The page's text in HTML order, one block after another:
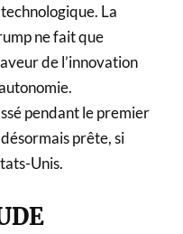
La
ne fait que
de l’innovation
pendant le premier
prête, si
Unis.